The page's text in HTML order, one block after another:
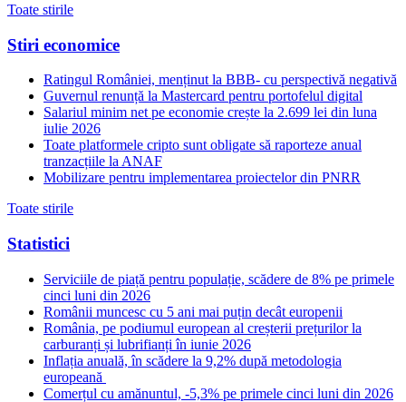
Toate stirile
Stiri economice
Ratingul României, menținut la BBB- cu perspectivă negativă
Guvernul renunță la Mastercard pentru portofelul digital
Salariul minim net pe economie crește la 2.699 lei din luna
iulie 2026
Toate platformele cripto sunt obligate să raporteze anual
tranzacțiile la ANAF
Mobilizare pentru implementarea proiectelor din PNRR
Toate stirile
Statistici
Serviciile de piață pentru populație, scădere de 8% pe primele
cinci luni din 2026
Românii muncesc cu 5 ani mai puțin decât europenii
România, pe podiumul european al creșterii prețurilor la
carburanți și lubrifianți în iunie 2026
Inflația anuală, în scădere la 9,2% după metodologia
europeană
Comerțul cu amănuntul, -5,3% pe primele cinci luni din 2026